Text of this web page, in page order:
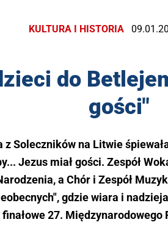
KULTURA I HISTORIA
do
gości"
z Soleczników na Litwie
Jezus miał gości. Zespół
a Chór i Zespół
gdzie wiara i
27.